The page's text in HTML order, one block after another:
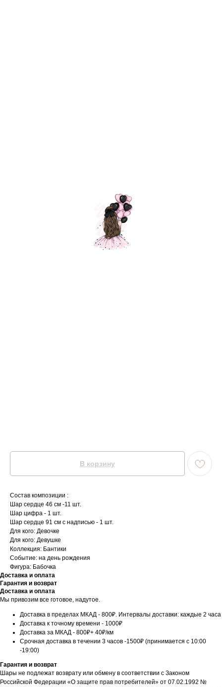
В корзину
Состав композиции :
Шар сердце 46 см -11 шт.
Шар цифра - 1 шт.
Шар сердце 91 см с надписью - 1 шт.
Для кого: Девочке
Для кого: Девушке
Коллекция: Бантики
Событие: на день рождения
Фигура: Бабочка
Доставка и оплата
Гарантия и возврат
Доставка и оплата
Мы привозим все готовое, надутое.
Доставка в пределах МКАД - 800₽. Интервалы доставки: каждые 2 часа
Доставка к точному времени - 1000₽
Доставка за МКАД - 800₽+ 40₽/км
Срочная доставка в течении 3 часов -1500₽ (принимается с 10:00
-19:00)
Гарантия и возврат
Шары не подлежат возврату или обмену в соответствии с Законом
Российской Федерации «О защите прав потребителей» от 07.02.1992 №